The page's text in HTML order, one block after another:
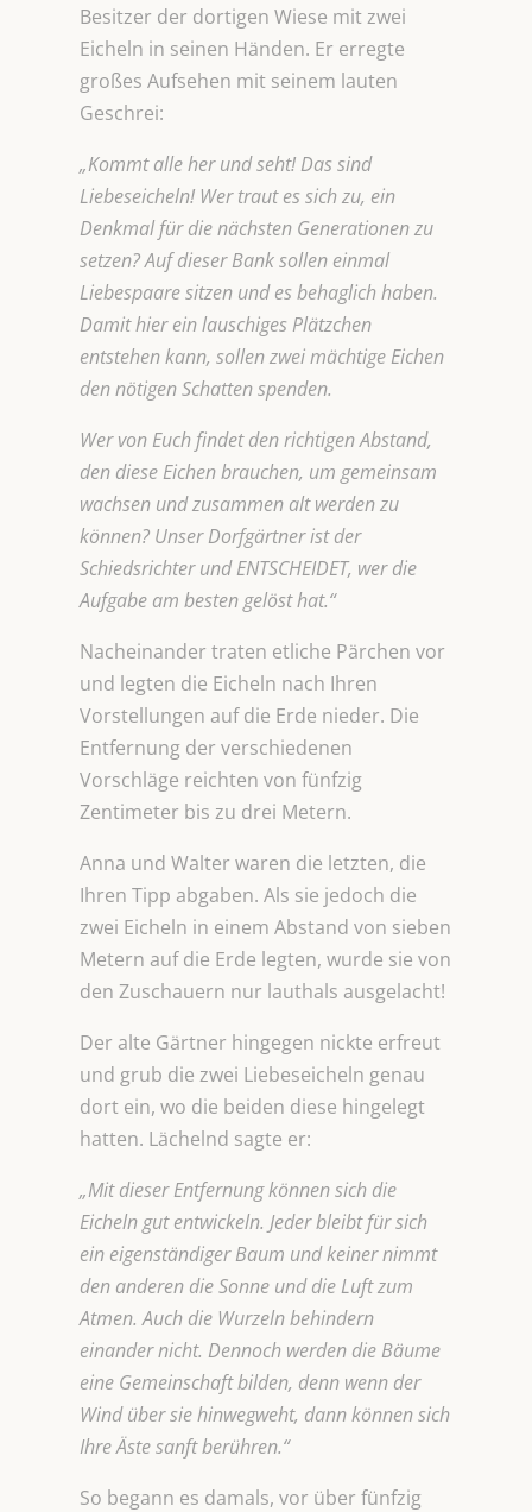
Besitzer der dortigen Wiese mit zwei
Eicheln in seinen Händen. Er erregte
großes Aufsehen mit seinem lauten
Geschrei:
„Kommt alle her und seht! Das sind
Liebeseicheln! Wer traut es sich zu, ein
Denkmal für die nächsten Generationen zu
setzen? Auf dieser Bank sollen einmal
Liebespaare sitzen und es behaglich haben.
Damit hier ein lauschiges Plätzchen
entstehen kann, sollen zwei mächtige Eichen
den nötigen Schatten spenden.
Wer von Euch findet den richtigen Abstand,
den diese Eichen brauchen, um gemeinsam
wachsen und zusammen alt werden zu
können? Unser Dorfgärtner ist der
Schiedsrichter und ENTSCHEIDET, wer die
Aufgabe am besten gelöst hat.“
Nacheinander traten etliche Pärchen vor
und legten die Eicheln nach Ihren
Vorstellungen auf die Erde nieder. Die
Entfernung der verschiedenen
Vorschläge reichten von fünfzig
Zentimeter bis zu drei Metern.
Anna und Walter waren die letzten, die
Ihren Tipp abgaben. Als sie jedoch die
zwei Eicheln in einem Abstand von sieben
Metern auf die Erde legten, wurde sie von
den Zuschauern nur lauthals ausgelacht!
Der alte Gärtner hingegen nickte erfreut
und grub die zwei Liebeseicheln genau
dort ein, wo die beiden diese hingelegt
hatten. Lächelnd sagte er:
„Mit dieser Entfernung können sich die
Eicheln gut entwickeln. Jeder bleibt für sich
ein eigenständiger Baum und keiner nimmt
den anderen die Sonne und die Luft zum
Atmen. Auch die Wurzeln behindern
einander nicht. Dennoch werden die Bäume
eine Gemeinschaft bilden, denn wenn der
Wind über sie hinwegweht, dann können sich
Ihre Äste sanft berühren.“
So begann es damals, vor über fünfzig